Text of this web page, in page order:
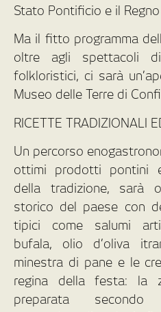
Stato Pontificio e il
Ma il fitto programma
oltre agli spettacoli
folkloristici, ci sarà
Museo delle Terre di
RICETTE TRADIZIONALI
Un percorso
ottimi prodotti pontini
della tradizione, sarà
storico del paese con
tipici come salumi
bufala, olio d’oliva
minestra di pane e le
regina della festa: la
preparata secondo